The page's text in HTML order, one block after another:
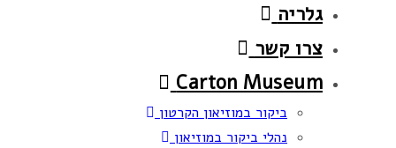
גלריה
צרו קשר
Carton Museum
ביקור במוזיאון הקרטון
נהלי ביקור במוזיאון